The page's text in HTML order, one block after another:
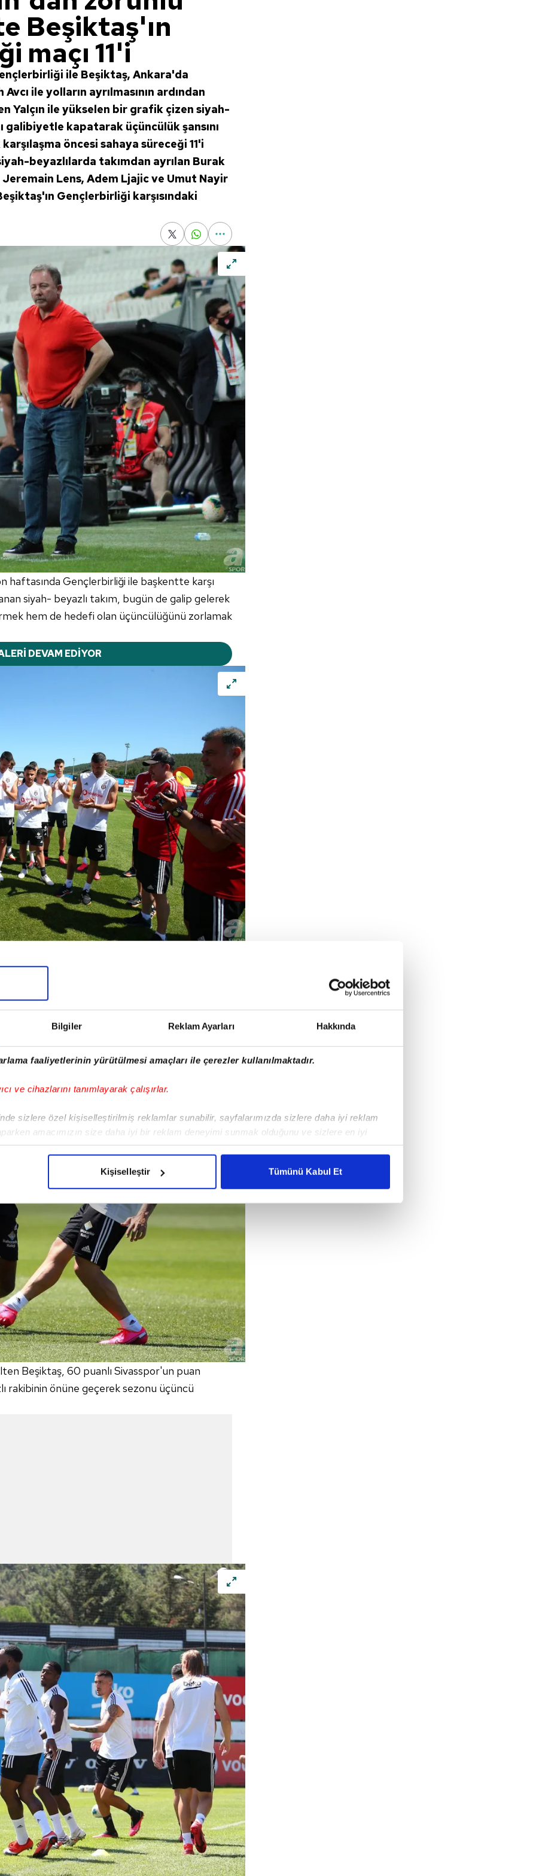
Bilgiler Reklam Ayarları Hakkında
faaliyetlerinin yürütülmesi amaçları ile çerezler kullanılmaktadır.
ve cihazlarını tanımlayarak çalışırlar.
sizlere özel kişiselleştirilmiş reklamlar sunabilir, sayfalarımızda sizlere daha iyi reklam
amacımızın size daha iyi bir reklam deneyimi sunmak olduğunu ve sizlere en iyi
gelen çabayı gösterdiğimizi ve bu noktada, reklamların maliyetlerimizi karşılamak
çerezlere izin vermedikleri takdirde, kullanıcılara hedefli reklamlar gösterilmeyecektir."
için İnternet Sitemizde kendimize ve üçüncü kişilere ait çerezler kullanılmaktadır. Bu
verileriniz işlenmekte olup gerekli olan çerezler bilgi toplumu hizmetlerinin sunulması
çerezler, sitemizin daha işlevsel kılınması ve kişiselleştirilmesi ve sizlere yönelik
amaçlarıyla sınırlı olarak açık rızanız dahilinde kullanılacaktır.
yer alan panel vasıtasıyla belirleyebilirsiniz. Çerezlere ilişkin detaylı bilgi için Ayarlar
Metnimizi ziyaret edebilirsiniz.
Kanunu uyarınca hazırlanmış Aydınlatma Metnimizi okumak ve sitemizde ilgili
çerezlerle ilgili bilgi almak için lütfentıklayınız.
Kişiselleştir Tümünü Kabul Et
Beşiktaş'ın
maçı 11'i
ile Beşiktaş, Ankara'da
ile yolların ayrılmasının ardından
Yalçın ile yükselen bir grafik çizen siyah-
galibiyetle kapatarak üçüncülük şansını
öncesi sahaya süreceği 11'i
beyazlılarda takımdan ayrılan Burak
Jeremain Lens, Adem Ljajic ve Umut Nayir
Gençlerbirliği karşısındaki
haftasında Gençlerbirliği ile başkentte karşı
siyah- beyazlı takım, bugün de galip gelerek
hem de hedefi olan üçüncülüğünü zorlamak
DEVAM EDİYOR
mücadeleyi, hakem Bahattin Şimşek
yenerek Demir Grup
bekleyecek.
Beşiktaş, 60 puanlı Sivasspor'un puan
rakibinin önüne geçerek sezonu üçüncü